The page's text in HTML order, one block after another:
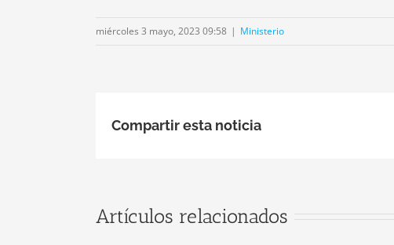
miércoles 3 mayo, 2023 09:58 | Ministerio
Compartir esta noticia
Artículos relacionados